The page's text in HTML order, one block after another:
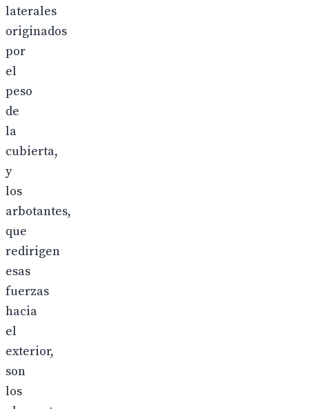
laterales
originados
por
el
peso
de
la
cubierta,
y
los
arbotantes,
que
redirigen
esas
fuerzas
hacia
el
exterior,
son
los